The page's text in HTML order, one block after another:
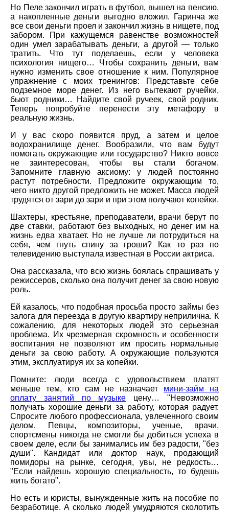
Но Пеле закончил играть в футбол, вышел на пенсию,
а накопленные деньги выгодно вложил. Гаринча же
все свои деньги проел и закончил жизнь в нищете, под
забором. При кажущемся равенстве возможностей
один умел зарабатывать деньги, а другой — только
тратить. Что тут поделаешь, если у человека
психология нищего… Чтобы сохранить деньги, вам
нужно изменить свое отношение к ним. Популярное
упражнение с моих тренингов: Представьте себе
подземное море денег. Из него вытекают ручейки,
бьют родники… Найдите свой ручеек, свой родник.
Теперь попробуйте перенести эту метафору в
реальную жизнь.
И у вас скоро появится пруд, а затем и целое
водохранилище денег. Вообразили, что вам будут
помогать окружающие или государство? Никто вовсе
не заинтересован, чтобы вы стали богачом.
Запомните главную аксиому: у людей постоянно
растут потребности. Предложите окружающим то,
чего никто другой предложить не может. Масса людей
трудятся от зари до зари и при этом получают копейки.
Шахтеры, крестьяне, преподаватели, врачи берут по
две ставки, работают без выходных, но денег им на
жизнь едва хватает. Но не лучше ли потрудиться на
себя, чем гнуть спину за гроши? Как то раз по
телевидению выступала известная в России актриса.
Она рассказала, что всю жизнь боялась спрашивать у
режиссеров, сколько она получит денег за свою новую
роль.
Ей казалось, что подобная просьба просто займы без
залога для переезда в другую квартиру неприлична. К
сожалению, для некоторых людей это серьезная
проблема. Их чрезмерная скромность и особенности
воспитания не позволяют им просить нормальные
деньги за свою работу. А окружающие пользуются
этим, эксплуатируя их за копейки.
Помните: люди всегда с удовольствием платят
меньше тем, кто сам не назначает мини-займ на
оплату занятий по музыке цену… "Невозможно
получать хорошие деньги за работу, которая радует.
Спросите любого профессионала, увлеченного своим
делом. Певцы, композиторы, ученые, врачи,
спортсмены никогда не смогли бы добиться успеха в
своем деле, если бы занимались им без радости, "без
души". Кандидат или доктор наук, продающий
помидоры на рынке, сегодня, увы, не редкость…
"Если найдешь хорошую специальность, то будешь
жить богато".
Но есть и юристы, вынужденные жить на пособие по
безработице. А сколько людей умудряются сколотить